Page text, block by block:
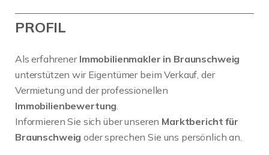
PROFIL
Als erfahrener Immobilienmakler in Braunschweig
unterstützen wir Eigentümer beim Verkauf, der
Vermietung und der professionellen
Immobilienbewertung.
Informieren Sie sich über unseren Marktbericht für
Braunschweig oder sprechen Sie uns persönlich an.